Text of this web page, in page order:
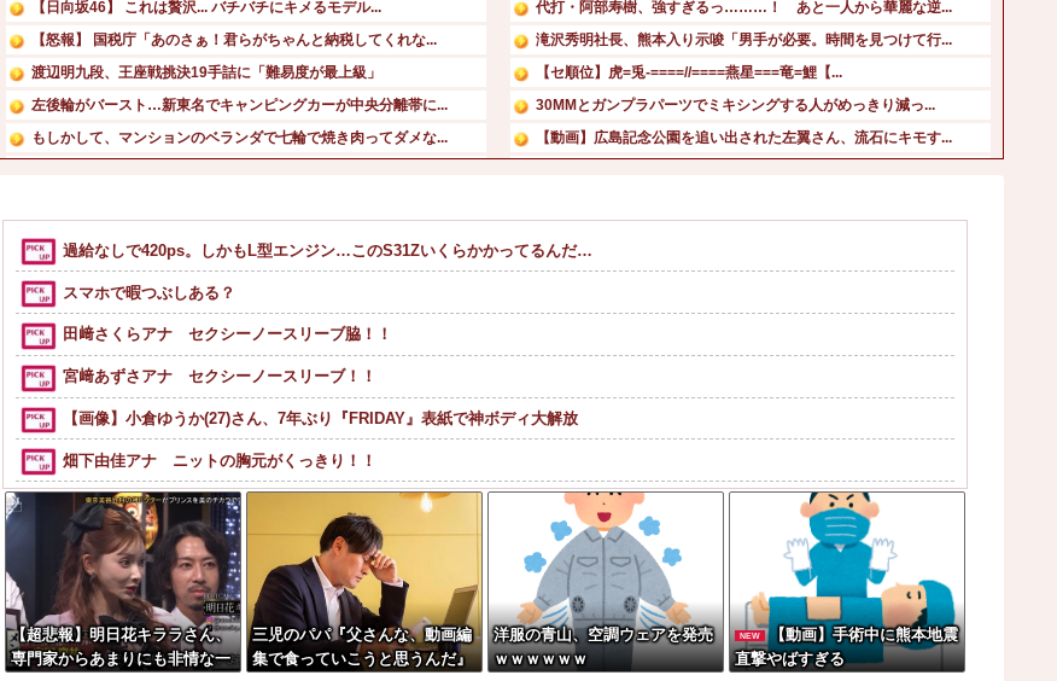
【日向坂46】 これは贅沢... バチバチにキメるモデル...
【怒報】 国税庁「あのさぁ！君らがちゃんと納税してくれな...
渡辺明九段、王座戦挑決19手詰に「難易度が最上級」
左後輪がバースト…新東名でキャンピングカーが中央分離帯に...
もしかして、マンションのベランダで七輪で焼き肉ってダメな...
井上春華、へそ出し
AI開発で大バズリした宮本佳林が「Cloudflare ...
代打・阿部寿樹、強すぎるっ………！ あと一人から華麗な逆...
滝沢秀明社長、熊本入り示唆「男手が必要。時間を見つけて行...
【セ順位】虎=兎-====//====燕星===竜=鯉【...
30MMとガンプラパーツでミキシングする人がめっきり減っ...
【動画】広島記念公園を追い出された左翼さん、流石にキモす...
｢格なむチャンネル｣ 名古屋飯編公開ｷﾀ━(ﾟ∀ﾟ)━!...
過給なしで420ps。しかもL型エンジン…このS31Zいくらかかってるんだ…
スマホで暇つぶしある？
田﨑さくらアナ セクシーノースリーブ脇！！
宮﨑あずさアナ セクシーノースリーブ！！
【画像】小倉ゆうか(27)さん、7年ぶり『FRIDAY』表紙で神ボディ大解放
畑下由佳アナ ニットの胸元がくっきり！！
フリマ民「あと500円値下げ出来ませんか????」ワイ「ほ～い購入ｗ」
移民ベトナム女達の宅飲み、レベチｗｗｗｗｗｗｗｗｗｗｗｗｗｗｗｗｗｗｗｗｗｗｗｗ
【画像】ディズニーのおいなり巻（600円）、流石にアレすぎて賛否両論の大炎上をしてしまうw w w w w...
洋服の青山、空調ウェアを発売ｗｗｗｗｗｗ
【怒報】国税庁「あのさぁ！君らがちゃんと納税してくれないとこうなっちゃうけどどうする？！」←これw w w...
【超悲報】明日花キララさん、
専門家からあまりにも非情な一
三児のパパ『父さんな、動画編
集で食っていこうと思うんだ』
洋服の青山、空調ウェアを発売
ｗｗｗｗｗｗ
NEW
【動画】手術中に熊本地震
直撃やばすぎる